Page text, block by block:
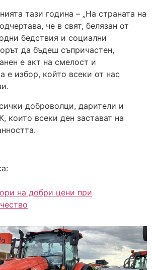
тази година – „На страната на
че в свят, белязан от
бедствия и социални
да бъдеш съпричастен,
е акт на смелост и
е избор, който всеки от нас
доброволци, дарители и
които всеки ден застават на
на добри цени при